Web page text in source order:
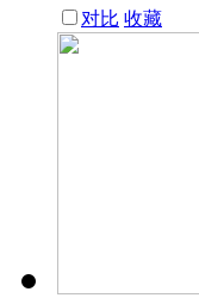
对比 收藏